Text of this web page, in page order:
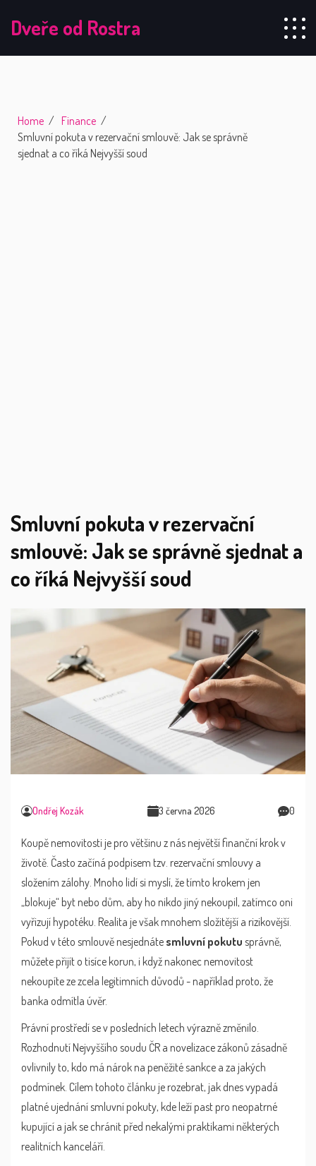
Dveře od Rostra
Home
Finance
Smluvní pokuta v rezervační smlouvě: Jak se správně
sjednat a co říká Nejvyšší soud
Smluvní pokuta v rezervační
smlouvě: Jak se správně sjednat a
co říká Nejvyšší soud
Ondřej Kozák 3 června 2026 0
Koupě nemovitosti je pro většinu z nás největší finanční krok v
životě. Často začíná podpisem tzv. rezervační smlouvy a
složením zálohy. Mnoho lidí si myslí, že tímto krokem jen
„blokuje“ byt nebo dům, aby ho nikdo jiný nekoupil, zatímco oni
vyřizují hypotéku. Realita je však mnohem složitější a rizikovější.
Pokud v této smlouvě nesjednáte smluvní pokutu správně,
můžete přijít o tisíce korun, i když nakonec nemovitost
nekoupíte ze zcela legitimních důvodů - například proto, že
banka odmítla úvěr.
Právní prostředí se v posledních letech výrazně změnilo.
Rozhodnutí Nejvyššího soudu ČR a novelizace zákonů zásadně
ovlivnily to, kdo má nárok na peněžité sankce a za jakých
podmínek. Cílem tohoto článku je rozebrat, jak dnes vypadá
platné ujednání smluvní pokuty, kde leží past pro neopatrné
kupující a jak se chránit před nekalými praktikami některých
realitních kanceláří.